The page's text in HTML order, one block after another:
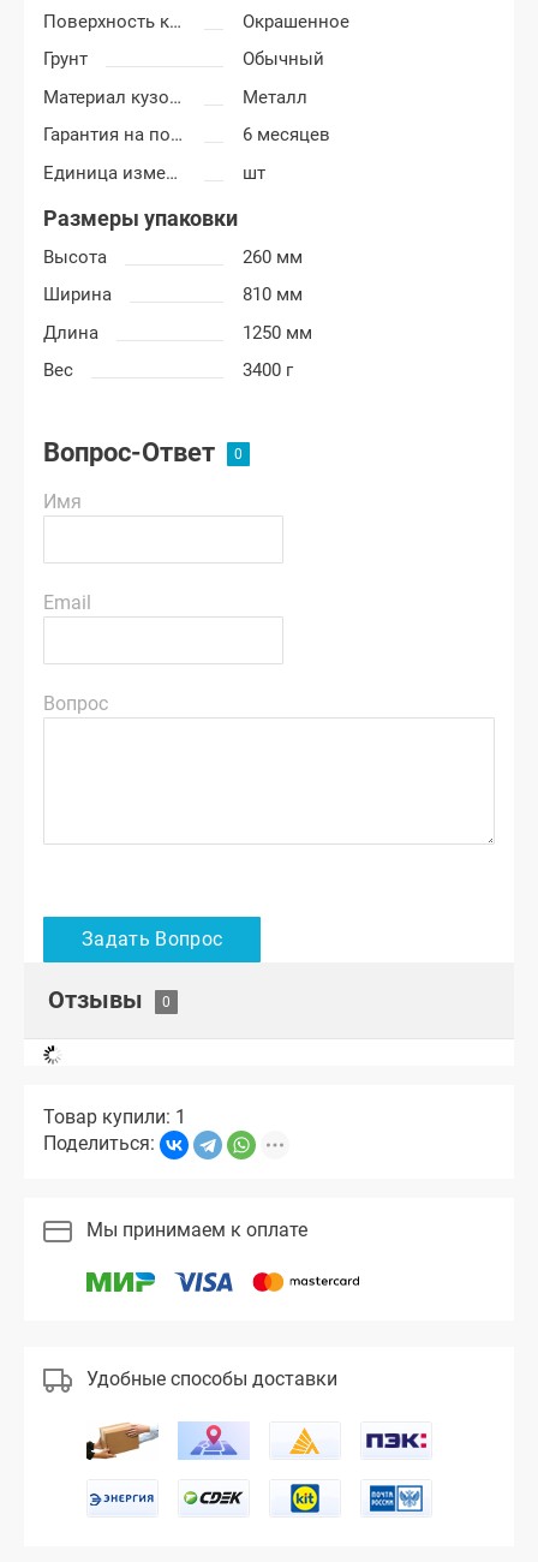
Поверхность крыла
Окрашенное
Грунт
Обычный
Материал кузовных деталей
Металл
Гарантия на покраску
6 месяцев
Единица измерения
шт
Размеры упаковки
Высота
260 мм
Ширина
810 мм
Длина
1250 мм
Вес
3400 г
Вопрос-Ответ
Имя
Email
Вопрос
Отзывы
Товар купили: 1
Поделиться:
Мы принимаем к оплате
Удобные способы доставки